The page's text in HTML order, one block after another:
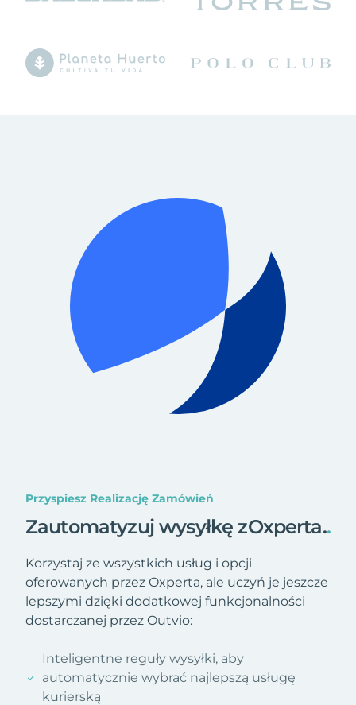
Przyspiesz Realizację Zamówień
Zautomatyzuj wysyłkę zOxperta..
Korzystaj ze wszystkich usług i opcji
oferowanych przez Oxperta, ale uczyń je jeszcze
lepszymi dzięki dodatkowej funkcjonalności
dostarczanej przez Outvio:
Inteligentne reguły wysyłki, aby
automatycznie wybrać najlepszą usługę
kurierską